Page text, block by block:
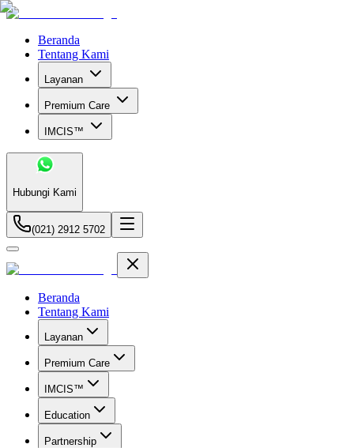
Beranda
Tentang Kami
Layanan
Premium Care
IMCIS™
Hubungi Kami
(021) 2912 5702
Beranda
Tentang Kami
Layanan
Premium Care
IMCIS™
Education
Partnership